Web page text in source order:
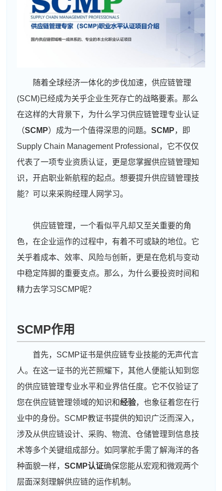
随着全球经济一体化的步伐加速，供应链管理
(SCM)已经成为关乎企业生死存亡的战略要素。那么
在这样的大背景下，为什么学习供应链管理专业认证
（SCMP）成为一个值得深思的问题。SCMP，即
Supply Chain Management Professional，它不仅仅
代表了一项专业资质认证，更是您掌握供应链管理知
识，开启职业新航程的起点。想要提升供应链管理技
能？可以来采购经理人网学习。
供应链管理，一个看似平凡却又至关重要的角
色，在企业运作的过程中，有着不可或缺的地位。它
关乎着成本、效率、风险与创新，更是在危机与变动
中稳定阵脚的重要支点。那么，为什么要投资时间和
精力去学习SCMP呢？
SCMP作用
首先，SCMP证书是供应链专业技能的无声代言
人。在这一证书的光芒照耀下，其他人便能认知到您
的供应链管理专业水平和业界信任度。它不仅验证了
您在供应链管理领域的知识和经验，也象征着您在行
业中的身份。SCMP教证书提供的知识广泛而深入，
涉及从供应链设计、采购、物流、仓储管理到信息技
术等多个关键组成部分。如同掌舵手需了解海洋的各
种面貌一样，SCMP认证确保您能从宏观和微观两个
层面深刻理解供应链的运作机制。